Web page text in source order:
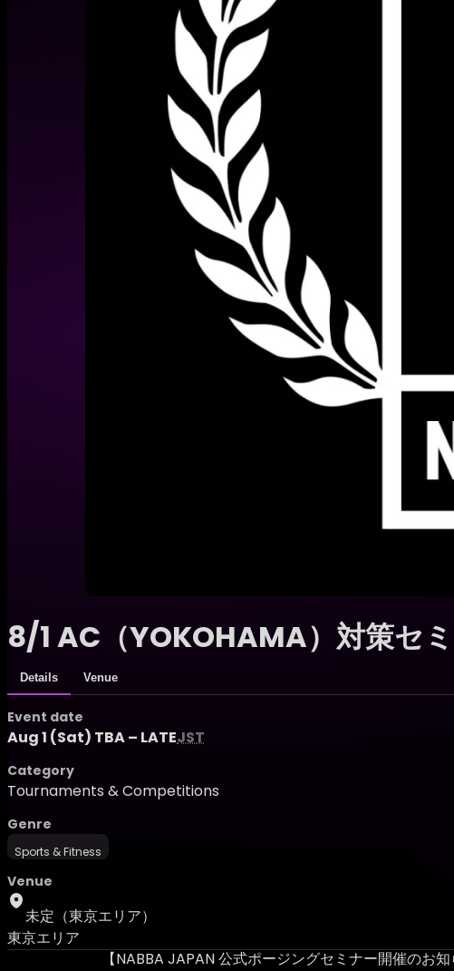
8/1 AC（YOKOHAMA）対策セ
Details Venue
Event date
Aug 1 (Sat) TBA – LATEJST
Category
Tournaments & Competitions
Genre
Sports & Fitness
Venue
未定（東京エリア）
東京エリア
【NABBA JAPAN 公式ポージングセミナー開催のお知